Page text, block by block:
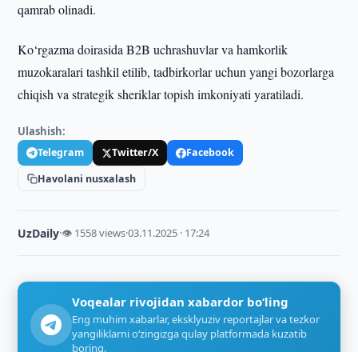
qamrab olinadi.
Ko‘rgazma doirasida B2B uchrashuvlar va hamkorlik
muzokaralari tashkil etilib, tadbirkorlar uchun yangi bozorlarga
chiqish va strategik sheriklar topish imkoniyati yaratiladi.
Ulashish:
Telegram Twitter/X
Facebook
Havolani nusxalash
UzDaily·👁 1558 views·03.11.2025 · 17:24
Voqealar rivojidan xabardor bo‘ling
Eng muhim xabarlar, eksklyuziv reportajlar va tezkor
yangiliklarni o‘zingizga qulay platformada kuzatib
boring.